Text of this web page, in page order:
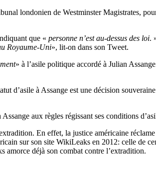
londonien de Westminster Magistrates,
que « personne n’est au-dessus des loi.
Royaume-Uni», lit-on dans son Tweet.
» à l’asile politique accordé à Julian
d’asile à Assange est une décision
aux règles régissant ses conditions
En effet, la justice américaine
sur son site WikiLeaks en 2012: celle de
amorce déjà son combat contre l’extradition.